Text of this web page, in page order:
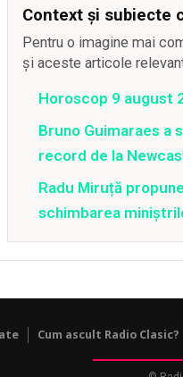
Context și subiecte
Pentru o imagine mai
și aceste articole
Horoscop 9 august
Bruno Guimaraes a
record de la
Radu Miruță
schimbarea
Cum ascult Radio Clasic?